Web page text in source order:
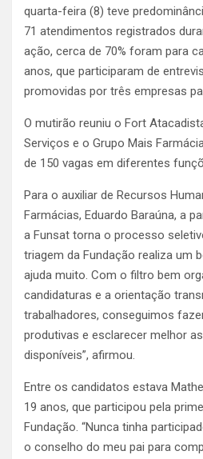
quarta-feira (8) teve
71 atendimentos registrados
ação, cerca de 70% foram para
anos, que participaram de
promovidas por três empresas
O mutirão reuniu o Fort
Serviços e o Grupo Mais
de 150 vagas em diferentes
Para o auxiliar de Recursos
Farmácias, Eduardo Baraúna, a
a Funsat torna o processo
triagem da Fundação realiza um
ajuda muito. Com o filtro bem
candidaturas e a orientação
trabalhadores, conseguimos
produtivas e esclarecer melhor
disponíveis”, afirmou.
Entre os candidatos estava
19 anos, que participou pela
Fundação. “Nunca tinha
o conselho do meu pai para